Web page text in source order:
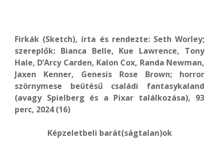
Firkák (Sketch), írta és rendezte: Seth Worley;
szereplők: Bianca Belle, Kue Lawrence, Tony
Hale, D’Arcy Carden, Kalon Cox, Randa Newman,
Jaxen Kenner, Genesis Rose Brown; horror
szörnymese beütésű családi fantasykaland
(avagy Spielberg és a Pixar találkozása), 93
perc, 2024 (16)
Képzeletbeli barát(ságtalan)ok